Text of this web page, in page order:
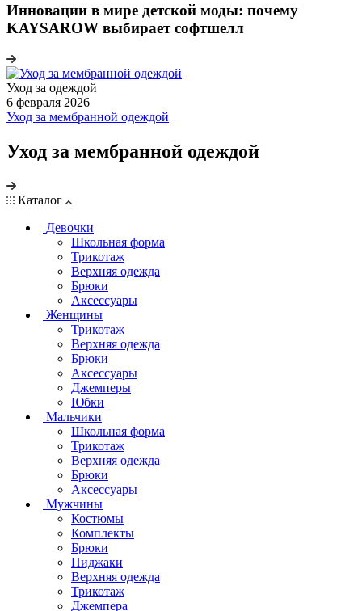
Инновации в мире детской моды: почему
KAYSAROW выбирает софтшелл
Уход за одеждой
6 февраля 2026
Уход за мембранной одеждой
Уход за мембранной одеждой
Каталог
Девочки
Школьная форма
Трикотаж
Верхняя одежда
Брюки
Аксессуары
Женщины
Трикотаж
Верхняя одежда
Брюки
Аксессуары
Джемперы
Юбки
Мальчики
Школьная форма
Трикотаж
Верхняя одежда
Брюки
Аксессуары
Мужчины
Костюмы
Комплекты
Брюки
Пиджаки
Верхняя одежда
Трикотаж
Джемпера